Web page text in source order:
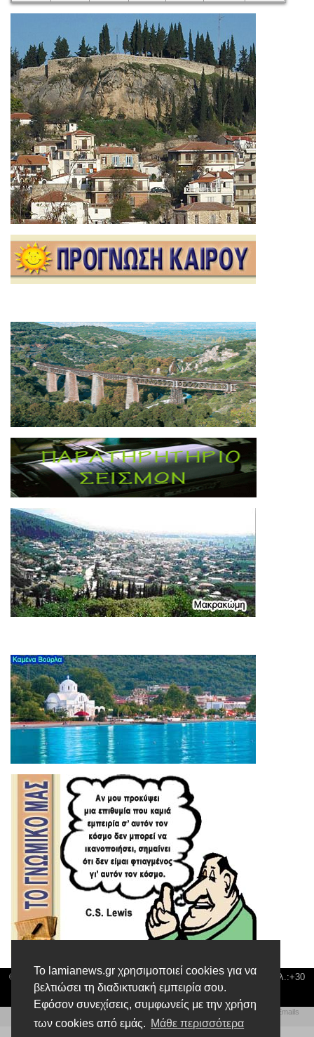
Το lamianews.gr χρησιμοποιεί cookies για να
βελτιώσει τη διαδικτυακή εμπειρία σου.
Εφόσον συνεχίσεις, συμφωνείς με την χρήση
των cookies από εμάς. Μάθε περισσότερα
© Lamia News | Διεύθυνση: Καποδιστρίου 3 ΤΚ-35132 ΛΑΜΙΑ | Τηλ.:+30
22310 24300 |news@lamianews.gr
Πολιτική απορρήτου Αίτηση Διαχείρισης Προσωπικών Δεδομένων |
Πολιτική Emails
Δημιουργία της Ιστοσελίδας byWeb Technical Team